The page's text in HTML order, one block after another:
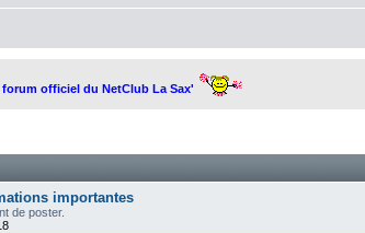
officiel du NetClub La Sax'
importantes
de poster.